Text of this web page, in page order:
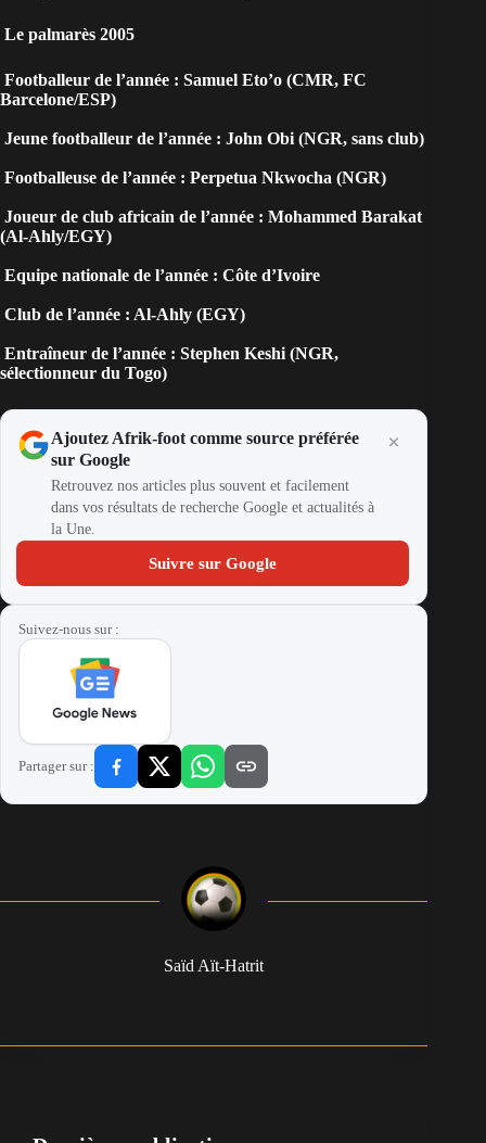
Le palmarès 2005
Footballeur de l’année : Samuel Eto’o (CMR, FC
Barcelone/ESP)
Jeune footballeur de l’année : John Obi (NGR, sans club)
Footballeuse de l’année : Perpetua Nkwocha (NGR)
Joueur de club africain de l’année : Mohammed Barakat
(Al-Ahly/EGY)
Equipe nationale de l’année : Côte d’Ivoire
Club de l’année : Al-Ahly (EGY)
Entraîneur de l’année : Stephen Keshi (NGR,
sélectionneur du Togo)
Ajoutez Afrik-foot comme source préférée
sur Google
Retrouvez nos articles plus souvent et facilement
dans vos résultats de recherche Google et actualités à
la Une.
Suivre sur Google
Suivez-nous sur :
Partager sur :
Saïd Aït-Hatrit